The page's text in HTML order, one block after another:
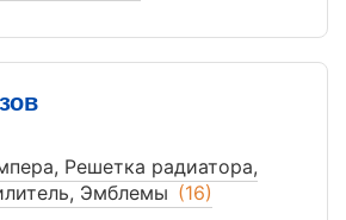
Решетка радиатора,
Эмблемы (16)